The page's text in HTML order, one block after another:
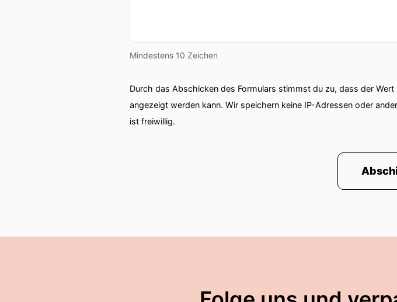
Mindestens 10 Zeichen
Durch das Abschicken des Formulars stimmst du zu, dass der
angezeigt werden kann. Wir speichern keine IP-Adressen oder
ist freiwillig.